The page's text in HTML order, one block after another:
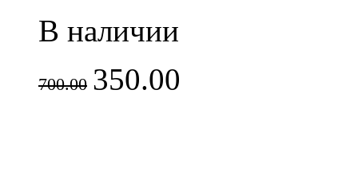
В наличии
700.00 350.00